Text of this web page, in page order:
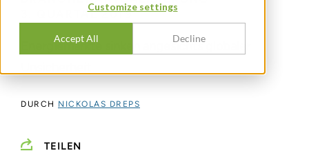
Customize settings
Accept All Decline
3. QUARTAL 2019
Energiemärkte sinken angesichts globaler
DURCH NICKOLAS DREPS
TEILEN